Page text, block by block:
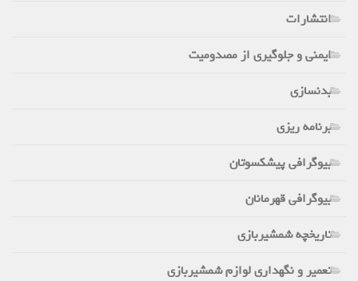
انتشارات
ایمنی و جلوگیری از مصدومیت
بدنسازی
برنامه ریزی
بیوگرافی پیشکسوتان
بیوگرافی قهرمانان
تاریخچه شمشیربازی
تعمیر و نگهداری لوازم شمشیربازی